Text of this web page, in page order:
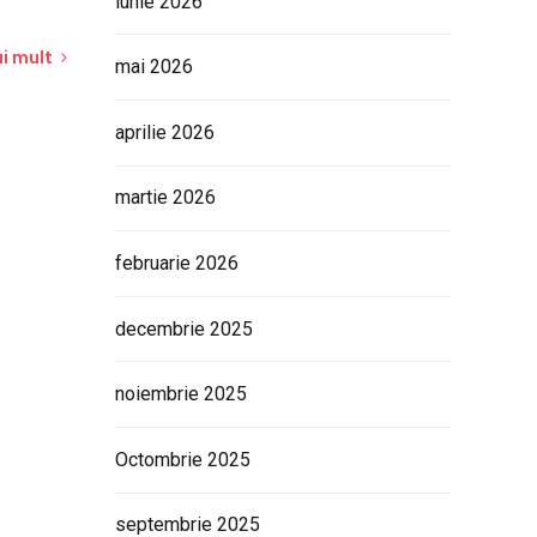
mult mai 2026
aprilie 2026
martie 2026
februarie 2026
decembrie 2025
noiembrie 2025
Octombrie 2025
septembrie 2025